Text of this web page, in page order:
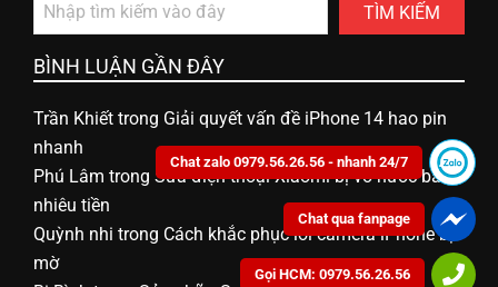
TÌM KIẾM
BÌNH LUẬN GẦN ĐÂY
Trần Khiết trong Giải quyết vấn đề iPhone 14 hao pin
nhanh
Phú Lâm trong Sửa điện thoại Xiaomi bị vô nước bao
nhiêu tiền
Quỳnh nhi trong Cách khắc phục lỗi camera iPhone bị
mờ
Chat zalo 0979.56.26.56 - nhanh 24/7
Chat qua fanpage
Gọi HCM: 0979.56.26.56